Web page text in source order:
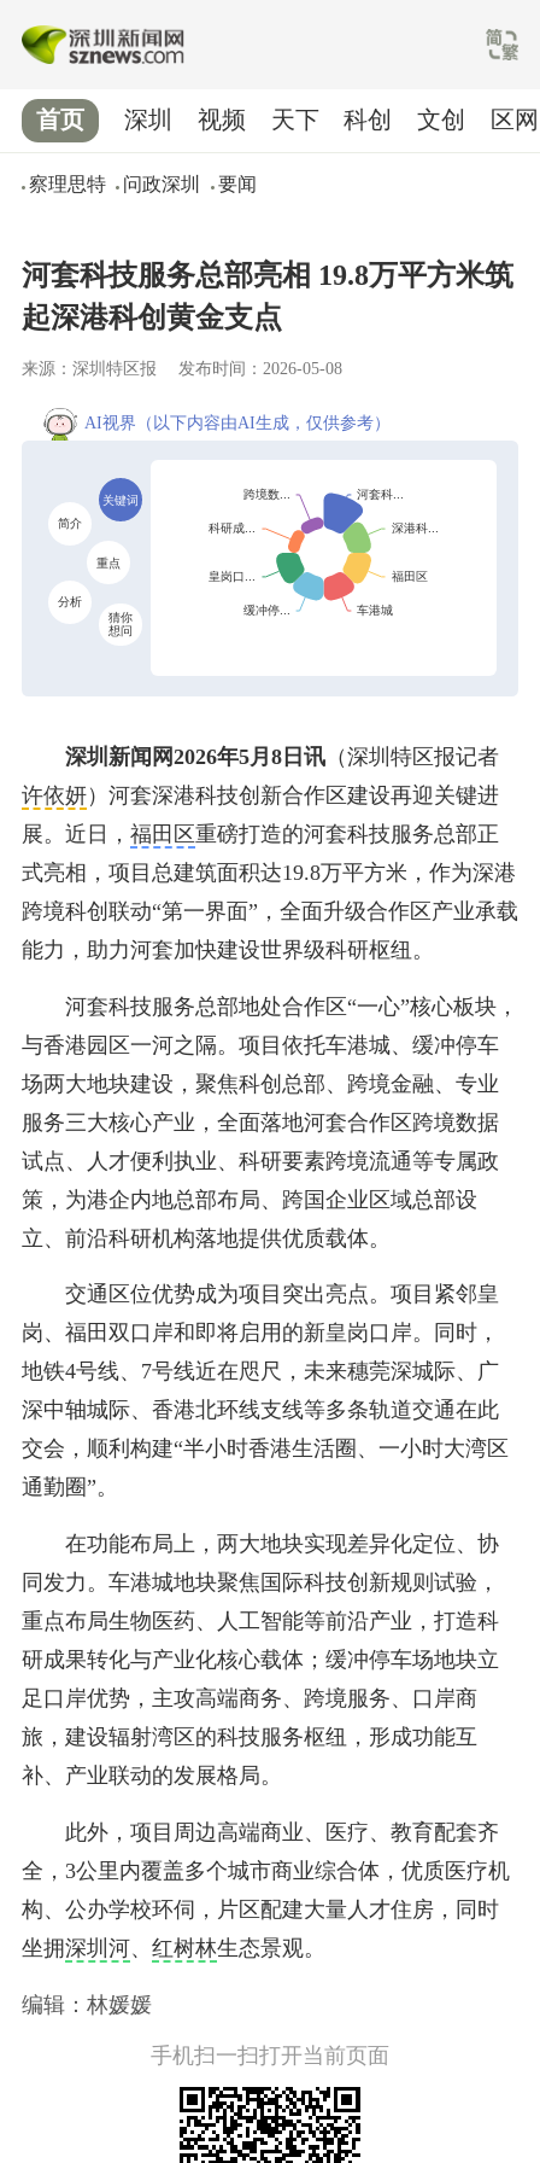
首页
察理思特 问政深圳 要闻
深圳 视频 天下 科创 文创 区网
河套科技服务总部亮相 19.8万平方米筑
起深港科创黄金支点
来源：深圳特区报 发布时间：2026-05-08
AI视界 （以下内容由AI生成，仅供参考）
关键词
简介
重点
分析
猜你
想问
深圳新闻网2026年5月8日讯（深圳特区报记者
许依妍）河套深港科技创新合作区建设再迎关键进
展。近日， 福田区重磅打造的河套科技服务总部正
式亮相，项目总建筑面积达19.8万平方米，作为深港
跨境科创联动“第一界面”，全面升级合作区产业承载
能力，助力河套加快建设世界级科研枢纽。
河套科技服务总部地处合作区“一心”核心板块，
与香港园区一河之隔。项目依托车港城、缓冲停车
场两大地块建设，聚焦科创总部、跨境金融、专业
服务三大核心产业，全面落地河套合作区跨境数据
试点、人才便利执业、科研要素跨境流通等专属政
策，为港企内地总部布局、跨国企业区域总部设
立、前沿科研机构落地提供优质载体。
交通区位优势成为项目突出亮点。项目紧邻皇
岗、福田双口岸和即将启用的新皇岗口岸。同时，
地铁4号线、7号线近在咫尺，未来穗莞深城际、广
深中轴城际、香港北环线支线等多条轨道交通在此
交会，顺利构建“半小时香港生活圈、一小时大湾区
通勤圈”。
在功能布局上，两大地块实现差异化定位、协
同发力。车港城地块聚焦国际科技创新规则试验，
重点布局生物医药、人工智能等前沿产业，打造科
研成果转化与产业化核心载体；缓冲停车场地块立
足口岸优势，主攻高端商务、跨境服务、口岸商
旅，建设辐射湾区的科技服务枢纽，形成功能互
补、产业联动的发展格局。
此外，项目周边高端商业、医疗、教育配套齐
全，3公里内覆盖多个城市商业综合体，优质医疗机
构、公办学校环伺，片区配建大量人才住房，同时
坐拥深圳河、 红树林生态景观。
编辑：林媛媛
手机扫一扫打开当前页面